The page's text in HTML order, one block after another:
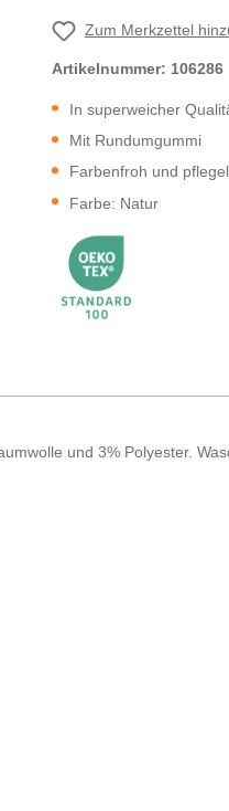
Zum Merkzettel
Artikelnummer: 106286
In superweicher
Mit Rundumgummi
Farbenfroh und
Farbe: Natur
und 3% Polyester.